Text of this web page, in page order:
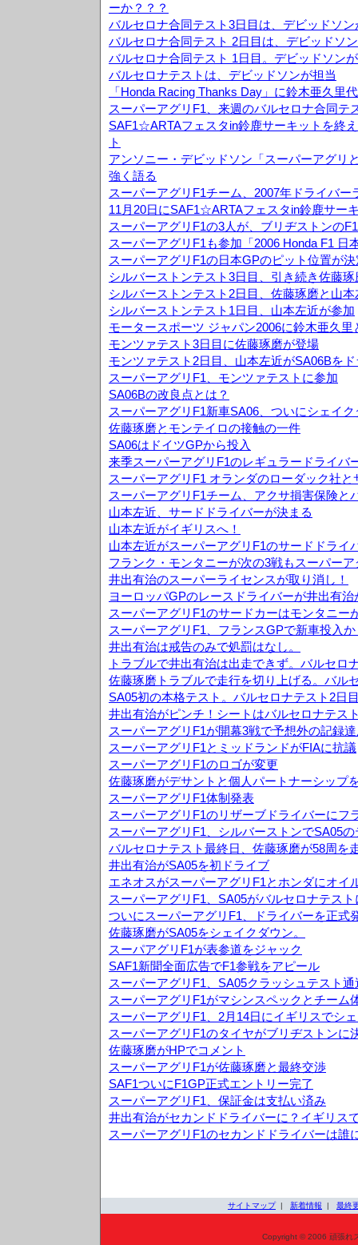
ーか？？？
バルセロナ合同テスト3日目は、デビッドソン
バルセロナ合同テスト 2日目は、デビッドソ
バルセロナ合同テスト 1日目。デビッドソン
バルセロナテストは、デビッドソンが担当
「Honda Racing Thanks Day」に鈴木亜久里
スーパーアグリF1、来週のバルセロナ合同テ
SAF1☆ARTAフェスタin鈴鹿サーキットを終
ト
アンソニー・デビッドソン「スーパーアグリ
強く語る
スーパーアグリF1チーム、2007年ドライバー
11月20日にSAF1☆ARTAフェスタin鈴鹿サー
スーパーアグリF1の3人が、ブリヂストンの
スーパーアグリF1も参加「2006 Honda F1 日
スーパーアグリF1の日本GPのピット位置が決
シルバーストンテスト3日目、引き続き佐藤
シルバーストンテスト2日目、佐藤琢磨と山
シルバーストンテスト1日目、山本左近が参加
モータースポーツ ジャパン2006に鈴木亜久
モンツァテスト3日目に佐藤琢磨が登場
モンツァテスト2日目、山本左近がSA06Bを
スーパーアグリF1、モンツァテストに参加
SA06Bの改良点とは？
スーパーアグリF1新車SA06、ついにシェイ
佐藤琢磨とモンテイロの接触の一件
SA06はドイツGPから投入
来季スーパーアグリF1のレギュラードライバ
スーパーアグリF1 オランダのローダック社
スーパーアグリF1チーム、アクサ損害保険と
山本左近、サードドライバーが決まる
山本左近がイギリスへ！
山本左近がスーパーアグリF1のサードドライ
フランク・モンタニーが次の3戦もスーパー
井出有治のスーパーライセンスが取り消し！
ヨーロッパGPのレースドライバーが井出有
スーパーアグリF1のサードカーはモンタニー
スーパーアグリF1、フランスGPで新車投入か
井出有治は戒告のみで処罰はなし。
トラブルで井出有治は出走できず。バルセロ
佐藤琢磨トラブルで走行を切り上げる。バル
SA05初の本格テスト。バルセロナテスト2日
井出有治がピンチ！シートはバルセロナテス
スーパーアグリF1が開幕3戦で予想外の記録
スーパーアグリF1とミッドランドがFIAに抗議
スーパーアグリF1のロゴが変更
佐藤琢磨がデサントと個人パートナーシップ
スーパーアグリF1体制発表
スーパーアグリF1のリザーブドライバーにフ
スーパーアグリF1、シルバーストンでSA05の
バルセロナテスト最終日、佐藤琢磨が58周を
井出有治がSA05を初ドライブ
エネオスがスーパーアグリF1とホンダにオイ
スーパーアグリF1、SA05がバルセロナテスト
ついにスーパーアグリF1、ドライバーを正式
佐藤琢磨がSA05をシェイクダウン。
スーパアグリF1が表参道をジャック
SAF1新聞全面広告でF1参戦をアピール
スーパーアグリF1、SA05クラッシュテスト通
スーパーアグリF1がマシンスペックとチーム
スーパーアグリF1、2月14日にイギリスでシ
スーパーアグリF1のタイヤがブリヂストンに
佐藤琢磨がHPでコメント
スーパーアグリF1が佐藤琢磨と最終交渉
SAF1ついにF1GP正式エントリー完了
スーパーアグリF1、保証金は支払い済み
井出有治がセカンドドライバーに？イギリス
スーパーアグリF1のセカンドドライバーは誰
サイトマップ| 新着情報 | 最終
Copyright © 2006 頑張れ